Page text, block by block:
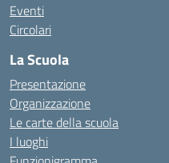
Eventi
Circolari
La Scuola
Presentazione
Organizzazione
Le carte della scuola
I luoghi